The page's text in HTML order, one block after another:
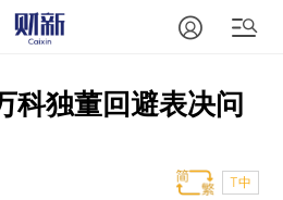
科独董回避表决问
T中